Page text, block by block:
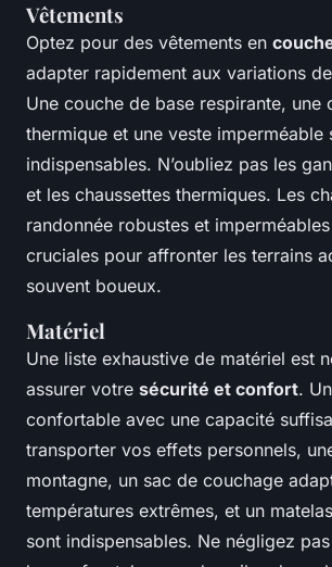
Vêtements
Optez pour des vêtements en
adapter rapidement aux variations
Une couche de base respirante, une
thermique et une veste imperméable
indispensables. N’oubliez pas les
et les chaussettes thermiques. Les
randonnée robustes et
cruciales pour affronter les terrains
souvent boueux.
Matériel
Une liste exhaustive de matériel est
assurer votre sécurité et confort.
confortable avec une capacité
transporter vos effets personnels,
montagne, un sac de couchage
températures extrêmes, et un
sont indispensables. Ne négligez